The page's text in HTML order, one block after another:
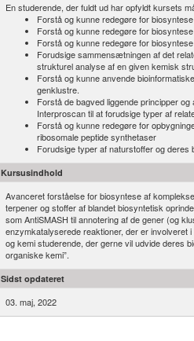
En studerende, der fuldt ud har opfyldt kursets
Forstå og kunne redegøre for
Forstå og kunne redegøre for
Forstå og kunne redegøre for
Forudsige sammensætningen af det
strukturel analyse af en given kemisk
Forstå og kunne anvende
genklustre.
Forstå de bagved liggende principper
Interproscan til at forudsige typer af
Forstå og kunne redegøre for
ribosomale peptide synthetaser
Forudsige typer af naturstoffer og
Kursusindhold
Avanceret forståelse for biosyntese af
terpener og stoffer af blandet biosyntetisk
som AntiSMASH til annotering af de gener (og
enzymkatalyserede reaktioner, der er involveret
og kemi studerende, der gerne vil udvide deres
organiske kemi”.
Sidst opdateret
03. maj, 2022